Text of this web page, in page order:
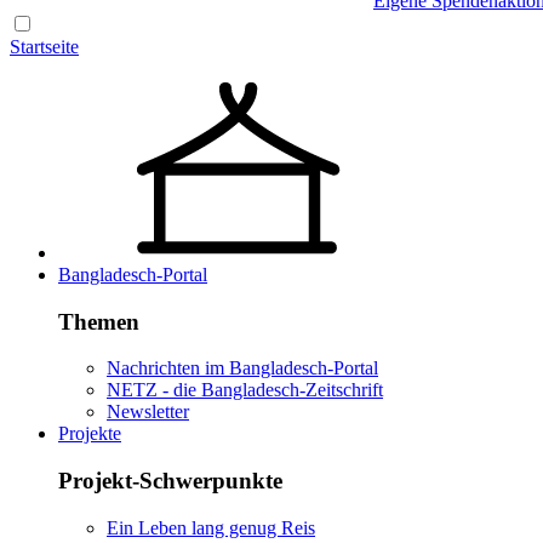
Startseite
Bangladesch-Portal
Themen
Nachrichten im Bangladesch-Portal
NETZ - die Bangladesch-Zeitschrift
Newsletter
Projekte
Projekt-Schwerpunkte
Ein Leben lang genug Reis